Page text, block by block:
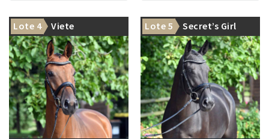
Lote 4 Viete Lote 5 Secret’s Girl